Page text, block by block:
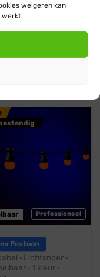
weigeren kan
werkt.
Professioneel
· 1 kleur ·
Professioneel
Festoon
· Lichtsnoer ·
· 1 kleur ·